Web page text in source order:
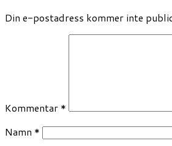
Din e-postadress kommer inte
Kommentar *
Namn *